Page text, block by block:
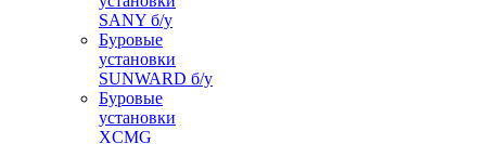
SANY б/у
Буровые
установки
SUNWARD б/у
Буровые
установки
XCMG